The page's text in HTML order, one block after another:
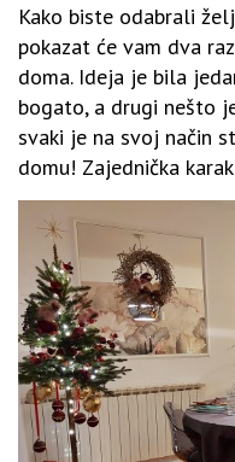
Kako biste odabrali
pokazat će vam dva
doma. Ideja je bila
bogato, a drugi nešto
svaki je na svoj način
domu! Zajednička